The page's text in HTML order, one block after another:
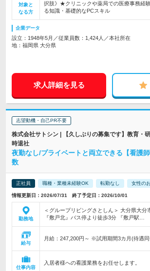
対象と
なる方
択肢》★クリニックや薬局での医療事務経
る知識・基礎的なPCスキル
企業データ
設立：1948年5月／従業員数：1,424人／本社所在
地：福岡県 大分県
求人詳細を見る
志望動機・自己PR不要
株式会社サトシン | 【久しぶりの募集です】教育・
時退社
夜勤なし/プライベートと両立できる【看護
数
正社員 職種・業種未経験OK 転勤なし 女性の
情報更新日：2026/07/31 終了予定日：2026/10/01
勤務地
＜グループリビングさとしん＞ 大分県大分
『敷戸北』バス停より徒歩3分 『敷戸駅…
給与
月給：247,200円～ ※試用期間3カ月(待遇
仕事内容
入居者様への看護業務をお任せします。